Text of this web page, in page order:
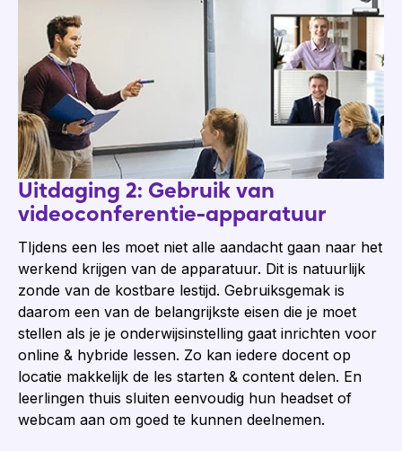
Uitdaging 2: Gebruik van
videoconferentie-apparatuur
TIjdens een les moet niet alle aandacht gaan naar het
werkend krijgen van de apparatuur. Dit is natuurlijk
zonde van de kostbare lestijd. Gebruiksgemak is
daarom een van de belangrijkste eisen die je moet
stellen als je je onderwijsinstelling gaat inrichten voor
online & hybride lessen. Zo kan iedere docent op
locatie makkelijk de les starten & content delen. En
leerlingen thuis sluiten eenvoudig hun headset of
webcam aan om goed te kunnen deelnemen.